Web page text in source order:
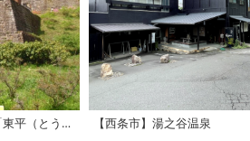
東洋のマチュピチュ「東平（とうなる）」 【西条市】湯之谷温泉